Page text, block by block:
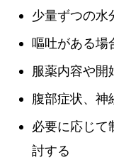
少量ずつの水
嘔吐がある場
服薬内容や開
腹部症状、神
必要に応じて
討する